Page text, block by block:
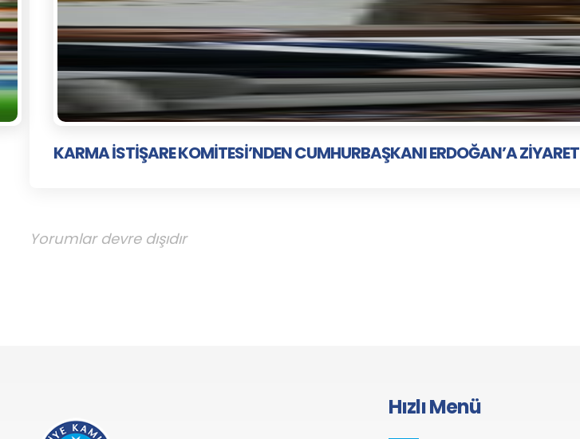
KARMA İSTİŞARE KOMİTESİ’NDEN CUMHURBAŞKANI ERDOĞAN’A ZİYARET
Yorumlar devre dışıdır
Hızlı Menü